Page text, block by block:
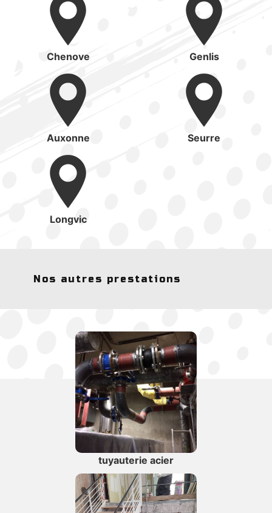
Chenove Genlis
Auxonne Seurre
Longvic
Nos autres prestations
tuyauterie acier